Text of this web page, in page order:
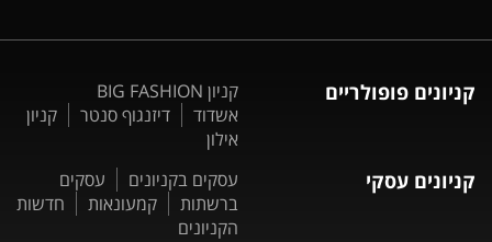
קניונים פופולריים
קניון BIG FASHION
אשדוד
דיזנגוף סנטר
קניון
אילון
קניונים עסקי עסקים בקניונים
עסקים
ברשתות
קמעונאות
חדשות
הקניונים